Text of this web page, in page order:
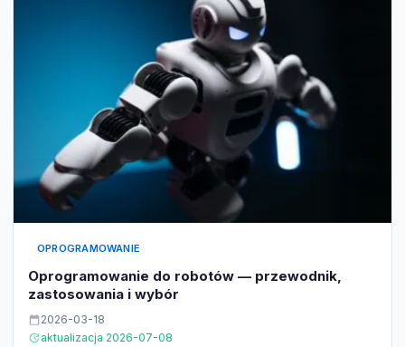
OPROGRAMOWANIE
Oprogramowanie do robotów — przewodnik,
zastosowania i wybór
2026-03-18
aktualizacja 2026-07-08